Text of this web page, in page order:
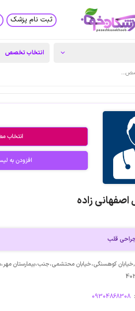
ثبت نام پزشک
انتخاب
افزودن به
زاده
قلب
کوهسنگی،خیابان محتشمی،جنب،بیمارستان
09304868308